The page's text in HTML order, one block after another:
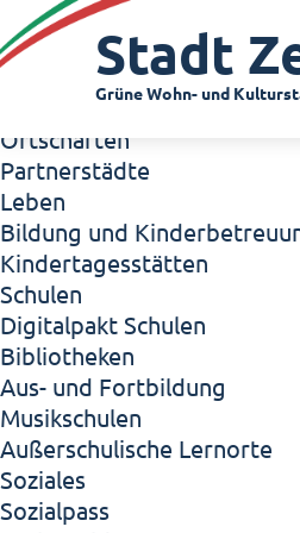
Zeitz - Die Kleinstadt
Willkommen in Zeitz!
Interview mit
Zeitz - Stadt der Zukunft
Ortschaften
Partnerstädte
Leben
Bildung und
Kindertagesstätten
Schulen
Digitalpakt Schulen
Bibliotheken
Aus- und Fortbildung
Musikschulen
Außerschulische Lernorte
Soziales
Sozialpass
Stadt
Grüne Wohn- und